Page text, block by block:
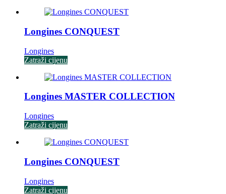
Longines CONQUEST
Longines
Zatraži cijenu
Longines MASTER COLLECTION
Longines
Zatraži cijenu
Longines CONQUEST
Longines
Zatraži cijenu